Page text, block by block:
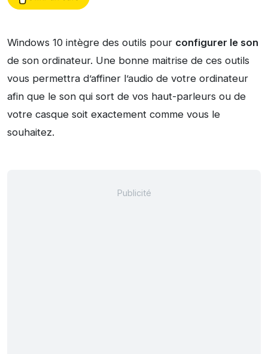
Windows 10 intègre des outils pour configurer le son
de son ordinateur. Une bonne maitrise de ces outils
vous permettra d’affiner l’audio de votre ordinateur
afin que le son qui sort de vos haut-parleurs ou de
votre casque soit exactement comme vous le
souhaitez.